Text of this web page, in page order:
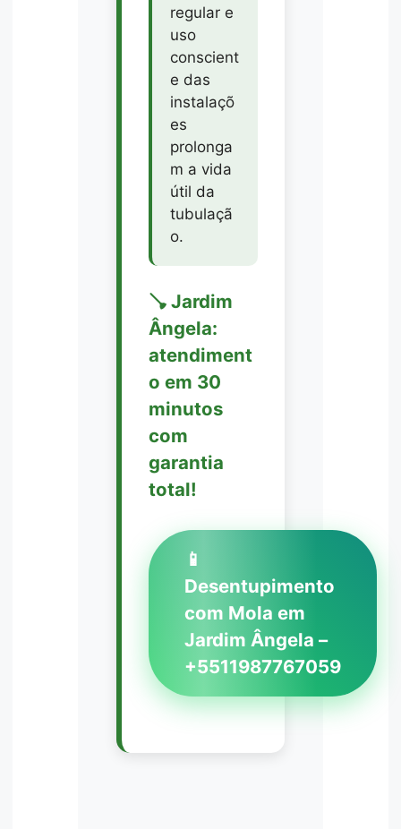
regular e
uso
conscient
e das
instalaçõ
es
prolonga
m a vida
útil da
tubulaçã
o.
🪠 Jardim
Ângela:
atendiment
o em 30
minutos
com
garantia
total!
📱
Desentupimento
com Mola em
Jardim Ângela –
+5511987767059